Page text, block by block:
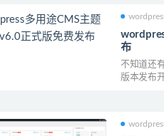
布
不知道还
版本发布